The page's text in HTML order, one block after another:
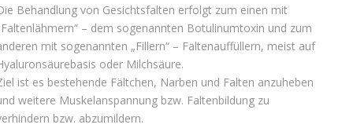
Behandlung von Gesichtsfalten erfolgt zum einen mit
– dem sogenannten Botulinumtoxin und zum
mit sogenannten „Fillern“ – Faltenauffüllern, meist auf
oder Milchsäure.
ist es bestehende Fältchen, Narben und Falten anzuheben
weitere Muskelanspannung bzw. Faltenbildung zu
bzw. abzumildern.